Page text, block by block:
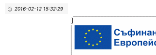
2016-02-12 15:32:29